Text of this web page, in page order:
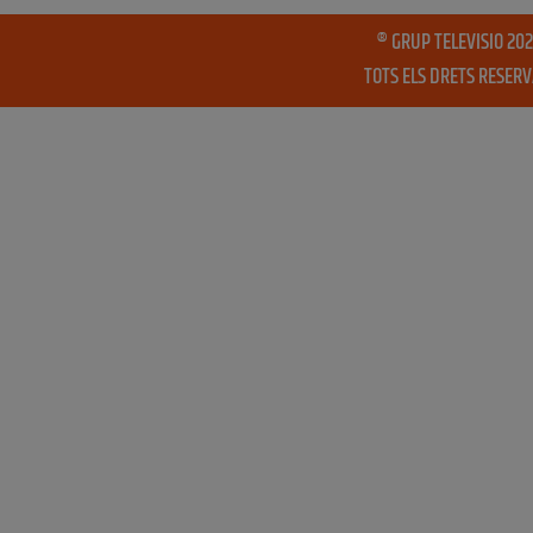
® GRUP TELEVISIO
TOTS ELS DRETS